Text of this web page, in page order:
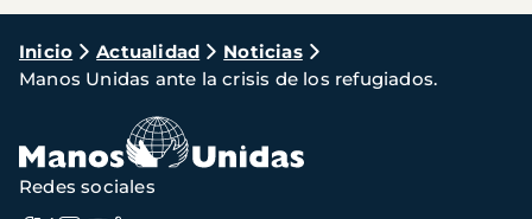
Ruta
de
navegación
Inicio Actualidad
Noticias
Manos Unidas ante la crisis de los refugiados.
Redes sociales